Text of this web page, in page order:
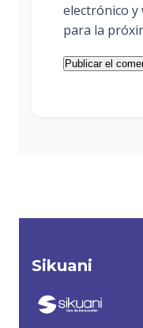
electrónico y
para la
Sikuani